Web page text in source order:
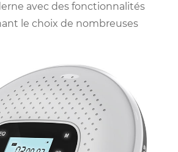
avec des fonctionnalités
le choix de nombreuses